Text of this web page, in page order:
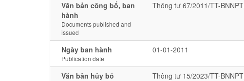
Văn bản công bố, ban
hành
Documents published and
issued
Thông tư 67/2011/TT-
Ngày ban hành
Publication date
01-01-2011
Văn bản hủy bỏ Thông tư 15/2023/TT-